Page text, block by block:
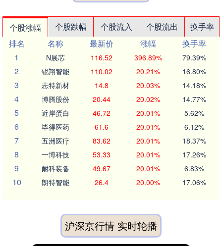
个股涨幅 个股跌幅 个股流入 个股流出
换手率
排名
名称 最新价 涨幅
换手率
1
N展芯 116.52 396.89% 79.39%
2 锐翔智能 110.02 20.21% 16.80%
3 志特新材 14.8 20.03% 14.18%
4 博腾股份 20.44 20.02% 14.77%
5 近岸蛋白 46.72 20.01% 5.62%
6 毕得医药 61.6 20.01% 6.12%
7 五洲医疗 83.62 20.01% 18.37%
8 一博科技 53.33 20.01% 17.26%
9 耐科装备 49.67 20.01% 6.83%
10 朗特智能 26.4 20.00% 17.06%
沪深京行情 实时轮播